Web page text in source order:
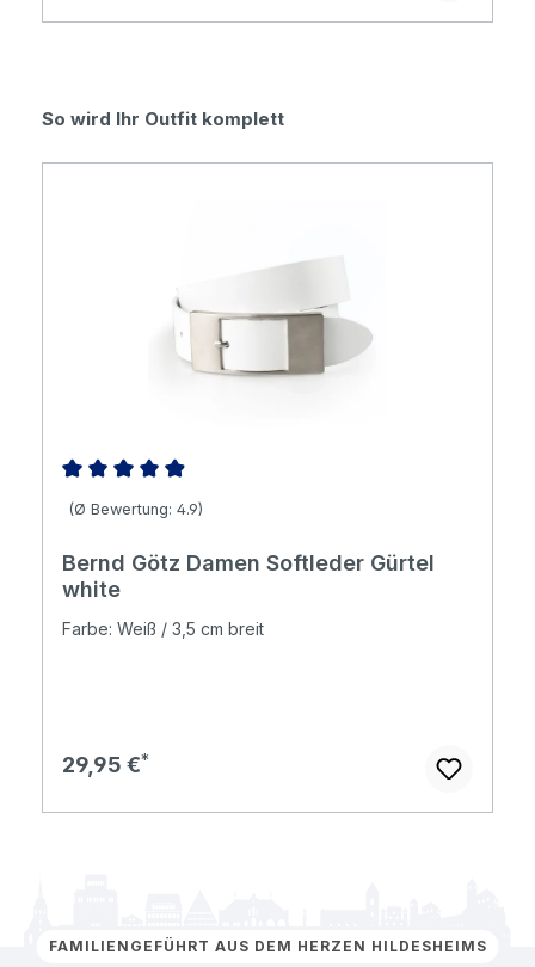
Produktgalerie überspringen
So wird Ihr Outfit komplett
Durchschnittliche Bewertung von 4.88 von 5 Sternen
(Ø Bewertung: 4.9)
Bernd Götz Damen Softleder Gürtel
white
Farbe: Weiß / 3,5 cm breit
Regulärer Preis:
29,95 €
FAMILIENGEFÜHRT AUS DEM HERZEN HILDESHEIMS